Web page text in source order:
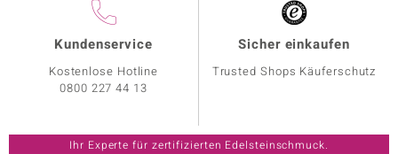
Kundenservice
Kostenlose Hotline
0800 227 44 13
Sicher einkaufen
Trusted Shops Käuferschutz
Ihr Experte für zertifizierten Edelsteinschmuck.